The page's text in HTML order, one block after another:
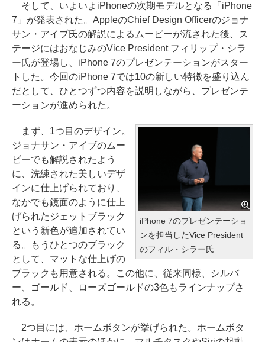
そして、いよいよiPhoneの次期モデルとなる「iPhone
7」が発表された。AppleのChief Design Officerのジョナ
サン・アイブ氏の解説によるムービーが流された後、ス
テージにはおなじみのVice President フィリップ・シラ
ー氏が登場し、iPhone 7のプレゼンテーションがスター
トした。今回のiPhone 7では10の新しい特徴を盛り込ん
だとして、ひとつずつ内容を説明しながら、プレゼンテ
ーションが進められた。
iPhone 7のプレゼンテーショ
ンを担当したVice President
のフィル・シラー氏
まず、1つ目のデザイン。
ジョナサン・アイブのムー
ビーでも解説されたよう
に、洗練された美しいデザ
インに仕上げられており、
なかでも鏡面のように仕上
げられたジェットブラック
という新色が追加されてい
る。もうひとつのブラック
として、マットな仕上げの
ブラックも用意される。この他に、従来同様、シルバ
ー、ゴールド、ローズゴールドの3色もラインナップさ
れる。
2つ目には、ホームボタンが挙げられた。ホームボタ